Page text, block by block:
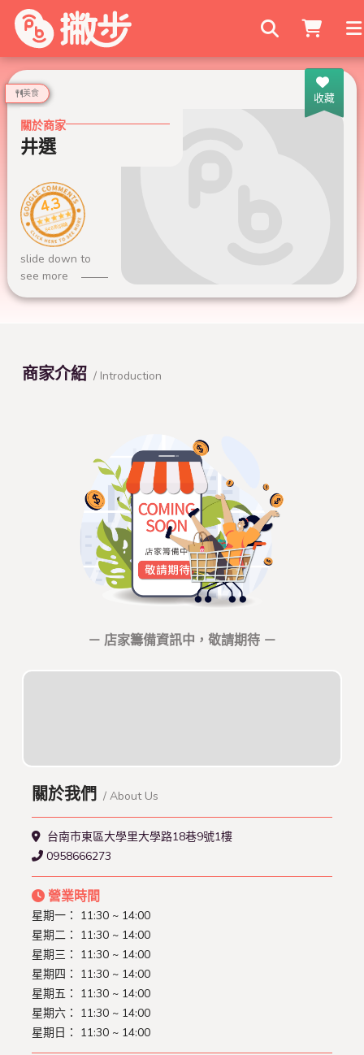
搜尋商家
收藏
美食
關於商家
井選
4.3
848 則評論
slide down to
see more
商家介紹 / Introduction
－ 店家籌備資訊中，敬請期待 －
關於我們 / About Us
台南市東區大學里大學路18巷9號1樓
0958666273
營業時間
星期一： 11:30 ~ 14:00
星期二： 11:30 ~ 14:00
星期三： 11:30 ~ 14:00
星期四： 11:30 ~ 14:00
星期五： 11:30 ~ 14:00
星期六： 11:30 ~ 14:00
星期日： 11:30 ~ 14:00